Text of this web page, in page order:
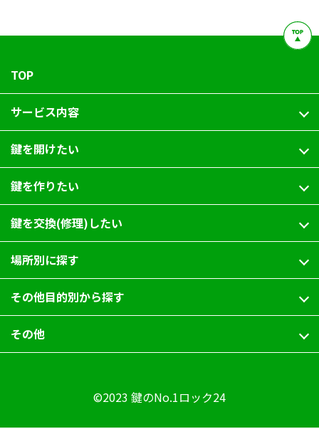
TOP
サービス内容
鍵を開けたい
鍵を作りたい
鍵を交換(修理)したい
場所別に探す
その他目的別から探す
その他
©2023 鍵のNo.1ロック24